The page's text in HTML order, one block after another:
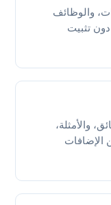
والوظائف
المجدولة، والحاويات، وأنابيب CI دون تثبيت
والأمثلة،
الإضافات